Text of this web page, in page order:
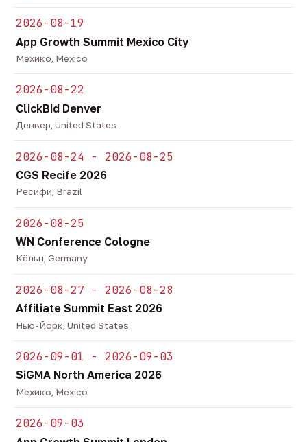
2026-08-19
App Growth Summit Mexico City
Мехико, Mexico
2026-08-22
ClickBid Denver
Денвер, United States
2026-08-24 - 2026-08-25
CGS Recife 2026
Ресифи, Brazil
2026-08-25
WN Conference Cologne
Кёльн, Germany
2026-08-27 - 2026-08-28
Affiliate Summit East 2026
Нью-Йорк, United States
2026-09-01 - 2026-09-03
SiGMA North America 2026
Мехико, Mexico
2026-09-03